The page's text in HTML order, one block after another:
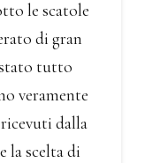
le scatole
di gran
stato tutto
veramente
dalla
la scelta di